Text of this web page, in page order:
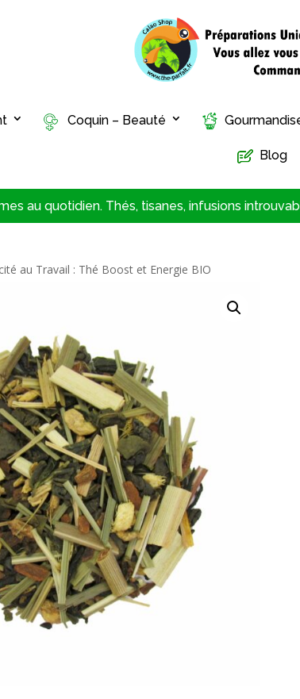
Coquin – Beauté
Blog
au quotidien. Thés, tisanes, infusions
au Travail : Thé Boost et Energie BIO